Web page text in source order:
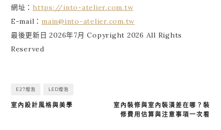
網址： https://into-atelier.com.tw
E-mail： main@into-atelier.com.tw
最後更新日 2026年7月 Copyright 2026 All Rights
Reserved
E27燈泡 LED燈泡
文
室內裝修與室內裝潢差在哪？裝
修費用估算與注意事項一次看
室內設計風格與美學